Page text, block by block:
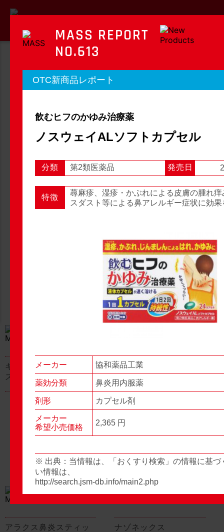
MASS REPORT
マスレポート
OTC新商品レポート 店頭観察レポート
OTC新商品レポート 店頭観察
キャベジンコーワαプラ
ス顆粒
グロンサン用刃棒
アラクス鼻炎スティッ
ナゾネックス
MASS REPORT
NO.613
OTC新商品レポート
飲むヒフのかゆみ治療薬
ノスウェイALソフトカプセル
分類 第2類医薬品 発売日
特徴
蕁麻疹、湿疹・かぶれによる皮膚の腫れ
スダスト等による鼻アレルギー症状に効
メーカー 協和薬品工業
薬効分類 鼻炎用内服薬
剤形 カプセル剤
メーカー
希望小売価格
2,365 円
※ 出典：当情報は、「おくすり検索」の情報に基づ
い情報は、
http://search.jsm-db.info/main2.php